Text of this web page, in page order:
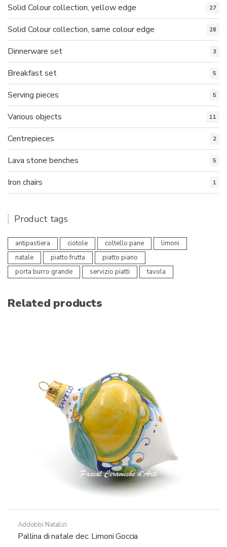
Solid Colour collection, yellow edge 27
Solid Colour collection, same colour edge 28
Dinnerware set 3
Breakfast set 5
Serving pieces 5
Various objects 11
Centrepieces 2
Lava stone benches 5
Iron chairs 1
Product tags
antipastiera ciotole coltello pane
limoni
natale
piatto frutta
piatto piano
porta burro grande
servizio piatti tavola
Related products
Addobbi Natalizi
Pallina di natale dec. Limoni Goccia